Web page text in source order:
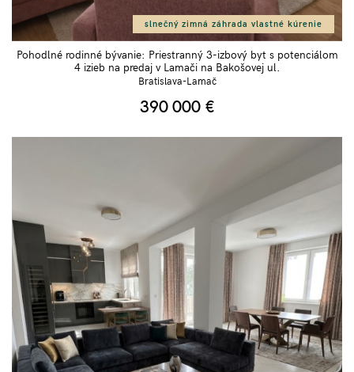
slnečný zimná záhrada vlastné kúrenie
Pohodlné rodinné bývanie: Priestranný 3-izbový byt s potenciálom
4 izieb na predaj v Lamači na Bakošovej ul.
Bratislava-Lamač
390 000 €